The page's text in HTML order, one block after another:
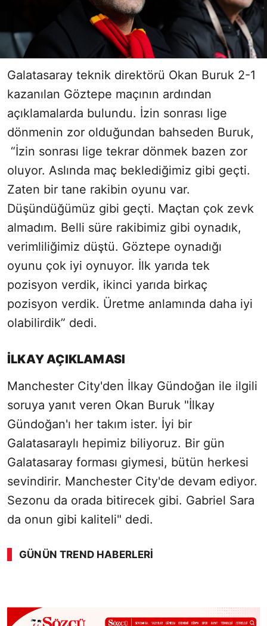
Galatasaray teknik direktörü Okan Buruk 2-1
kazanılan Göztepe maçının ardından
açıklamalarda bulundu. İzin sonrası lige
dönmenin zor olduğundan bahseden Buruk,
“İzin sonrası lige tekrar dönmek bazen zor
oluyor. Aslında maç beklediğimiz gibi geçti.
Zaten bir tane rakibin oyunu var.
Düşündüğümüz gibi geçti. Maçtan çok zevk
almadım. Belli süre rakibimiz gibi oynadık,
verimliliğimiz düştü. Göztepe oynadığı
oyunu çok iyi oynuyor. İlk yarıda tek
pozisyon verdik, ikinci yarıda birkaç
pozisyon verdik. Üretme anlamında daha iyi
olabilirdik” dedi.
İLKAY AÇIKLAMASI
Manchester City'den İlkay Gündoğan ile ilgili
soruya yanıt veren Okan Buruk "İlkay
Gündoğan'ı her takım ister. İyi bir
Galatasaraylı hepimiz biliyoruz. Bir gün
Galatasaray forması giymesi, bütün herkesi
sevindirir. Manchester City'de devam ediyor.
Sezonu da orada bitirecek gibi. Gabriel Sara
da onun gibi kaliteli" dedi.
GÜNÜN TREND HABERLERI